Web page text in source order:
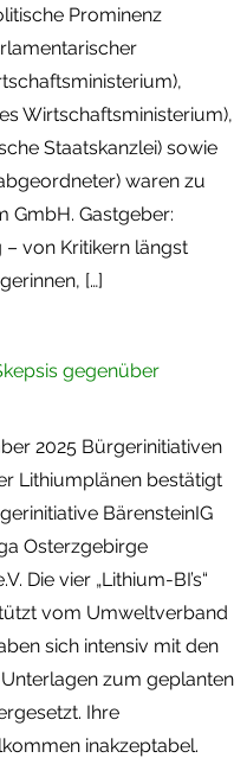
Prominenz
Wirtschaftsministerium),
Staatskanzlei) sowie
waren zu
GmbH. Gastgeber:
von Kritikern längst
[…]
gegenüber
2025 Bürgerinitiativen
Lithiumplänen bestätigt
BärensteinIG
Osterzgebirge
Die vier „Lithium-BI’s“
vom Umweltverband
sich intensiv mit den
zum geplanten
Ihre
inakzeptabel.